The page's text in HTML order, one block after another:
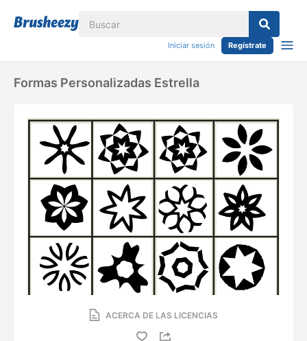
Iniciar sesión Regístrate
Formas Personalizadas Estrella
ACERCA DE LAS LICENCIAS